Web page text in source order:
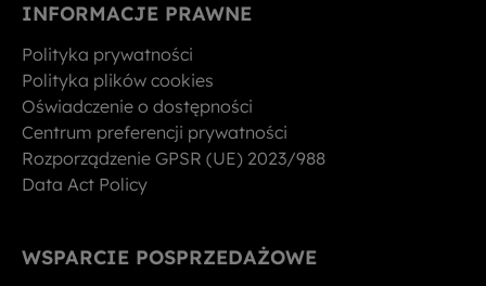
INFORMACJE PRAWNE
Polityka prywatności
Polityka plików cookies
Oświadczenie o dostępności
Centrum preferencji prywatności
Rozporządzenie GPSR (UE) 2023/988
Data Act Policy
WSPARCIE POSPRZEDAŻOWE